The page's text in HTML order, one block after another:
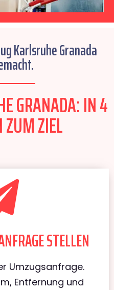
Karlsruhe Granada
GRANADA: IN 4
ZUM ZIEL
STELLEN
Umzugsanfrage.
Entfernung und